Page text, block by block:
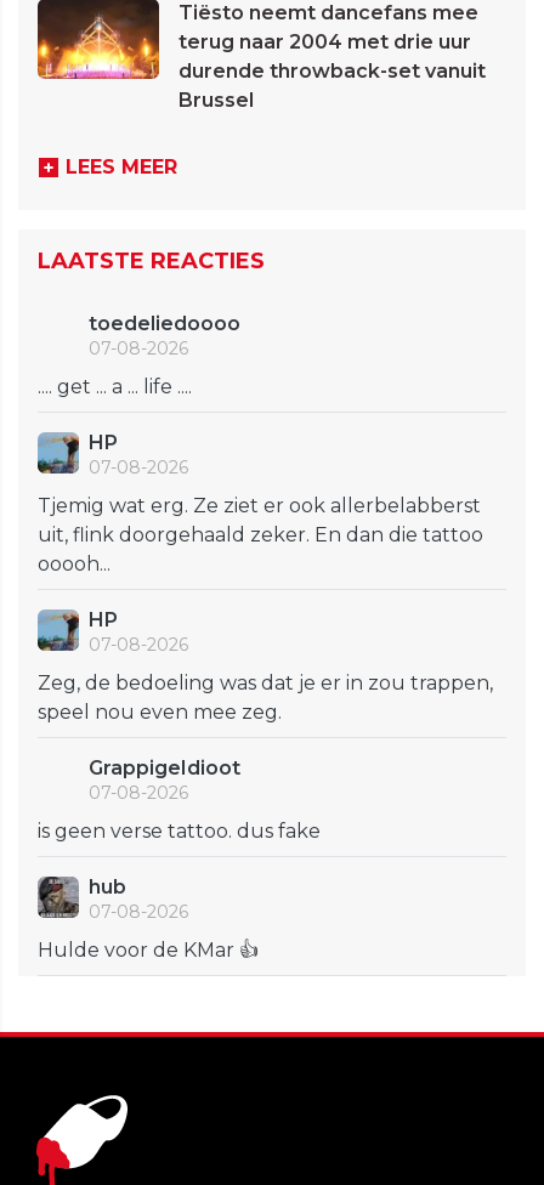
Tiësto neemt dancefans mee
terug naar 2004 met drie uur
durende throwback-set vanuit
Brussel
LEES MEER
LAATSTE REACTIES
toedeliedoooo
07-08-2026
.... get ... a ... life ....
HP
07-08-2026
Tjemig wat erg. Ze ziet er ook allerbelabberst
uit, flink doorgehaald zeker. En dan die tattoo
ooooh...
HP
07-08-2026
Zeg, de bedoeling was dat je er in zou trappen,
speel nou even mee zeg.
GrappigeIdioot
07-08-2026
is geen verse tattoo. dus fake
hub
07-08-2026
Hulde voor de KMar 👍